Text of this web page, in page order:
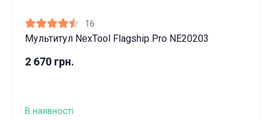
16
Мультитул NexTool Flagship Pro NE20203
2 670 грн.
В наявності